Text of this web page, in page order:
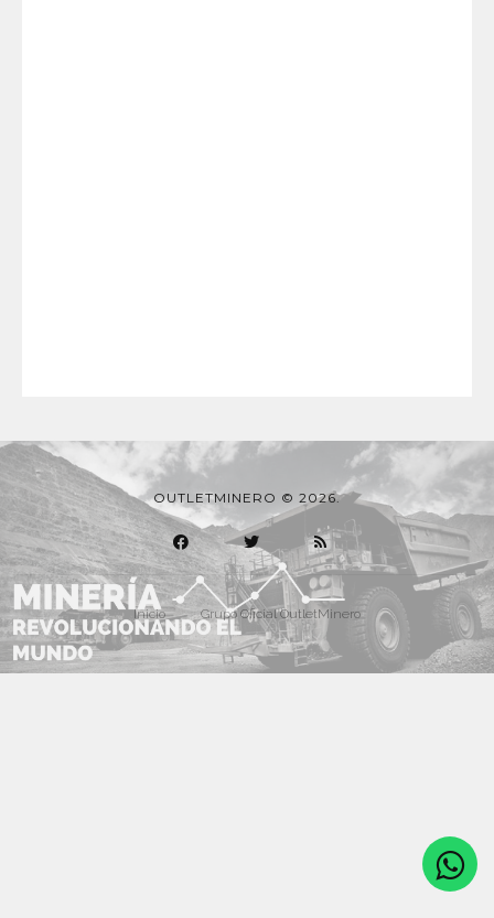
OUTLETMINERO © 2026.
Inicio Grupo Oficial OutletMinero